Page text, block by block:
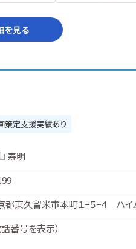
を見る
策定支援実績あり
寿明
都東久留米市本町１−５−４ ハイ
番号を表示）